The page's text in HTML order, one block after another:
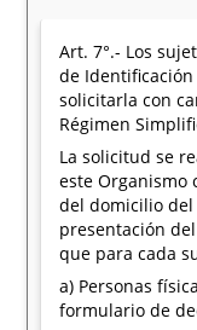
Art. 7°.- Los
de Identificación
solicitarla con
Régimen
La solicitud se
este Organismo
del domicilio
presentación
que para cada
a) Personas
formulario de